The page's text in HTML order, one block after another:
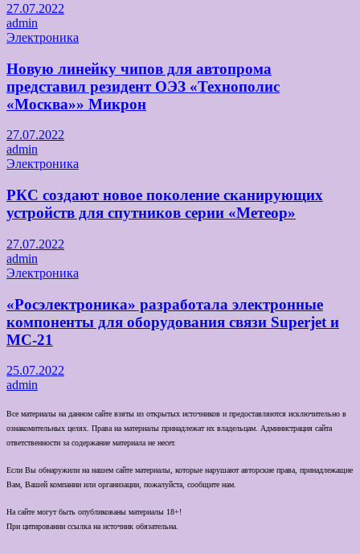
27.07.2022
admin
Электроника
Новую линейку чипов для автопрома
представил резидент ОЭЗ «Технополис
«Москва»» Микрон
27.07.2022
admin
Электроника
РКС создают новое поколение сканирующих
устройств для спутников серии «Метеор»
27.07.2022
admin
Электроника
«Росэлектроника» разработала электронные
компоненты для оборудования связи Superjet и
МС-21
25.07.2022
admin
Все материалы на данном сайте взяты из открытых источников и предоставляются исключительно в
ознакомительных целях. Права на материалы принадлежат их владельцам. Администрация сайта
ответственности за содержание материала не несет.
Если Вы обнаружили на нашем сайте материалы, которые нарушают авторские права, принадлежащие
Вам, Вашей компании или организации, пожалуйста, сообщите нам.
На сайте могут быть опубликованы материалы 18+!
При цитировании ссылка на источник обязательна.